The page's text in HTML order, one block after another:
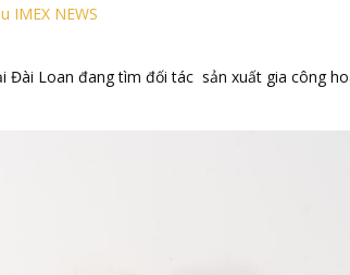
IMEX NEWS
Đài Loan đang tìm đối tác sản xuất gia công